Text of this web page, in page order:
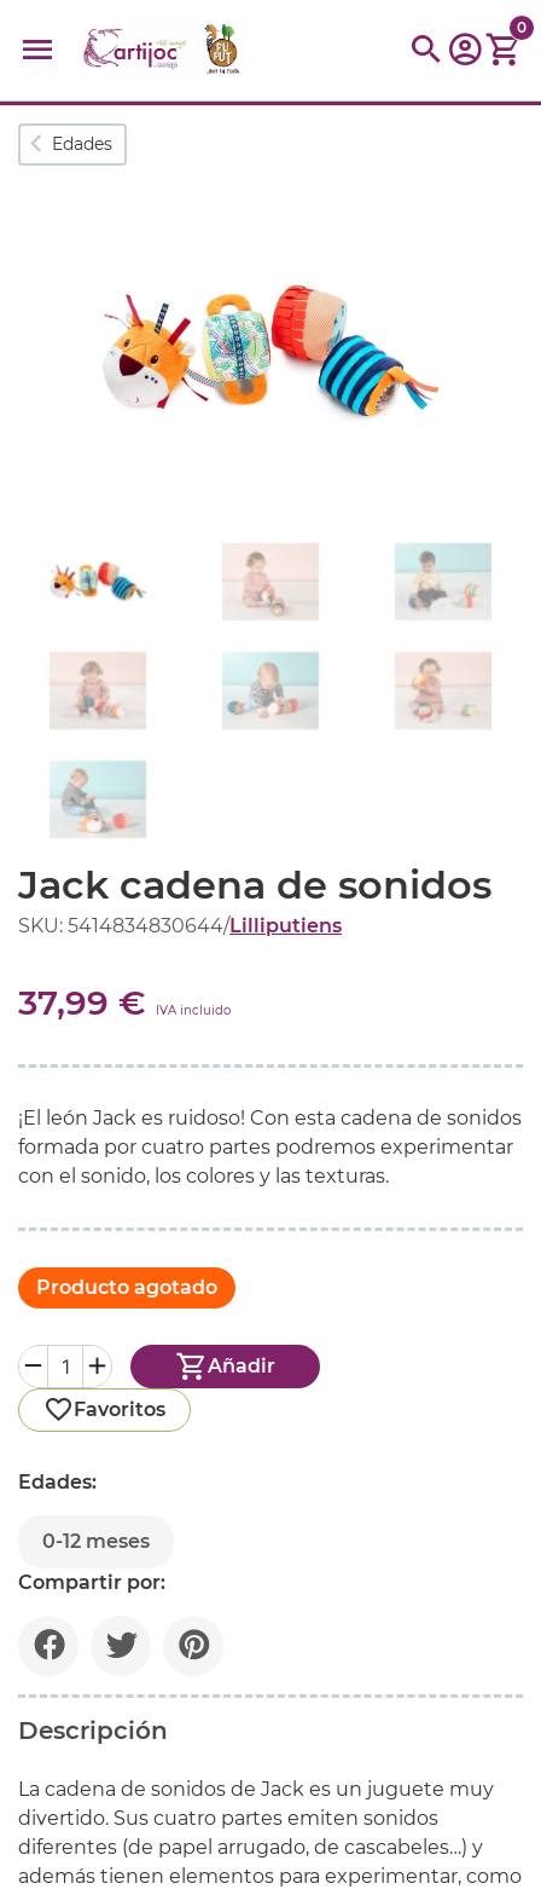
Búsquedas populares
0
Edades
Jack cadena de sonidos
SKU: 5414834830644/Lilliputiens
37,99 € IVA incluido
¡El león Jack es ruidoso! Con esta cadena de sonidos
formada por cuatro partes podremos experimentar
con el sonido, los colores y las texturas.
Producto agotado
Añadir
Favoritos
Edades:
0-12 meses
Compartir por:
Descripción
La cadena de sonidos de Jack es un juguete muy
divertido. Sus cuatro partes emiten sonidos
diferentes (de papel arrugado, de cascabeles…) y
además tienen elementos para experimentar, como